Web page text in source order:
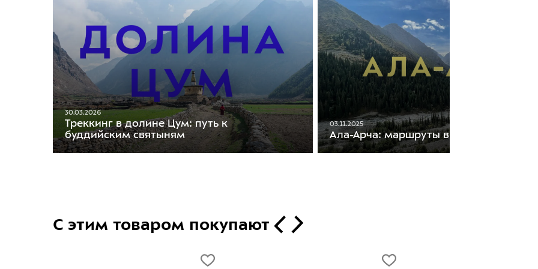
30.03.2026
Треккинг в долине Цум: путь к
буддийским святыням
03.11.2025
Ала-Арча: маршруты в горах
С этим товаром покупают